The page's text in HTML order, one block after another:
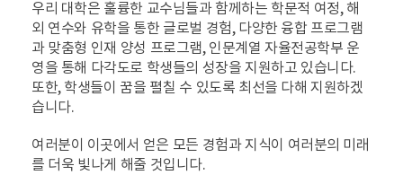
우리 대학은 훌륭한 교수님들과 함께하는 학문적 여정, 해
외 연수와 유학을 통한 글로벌 경험, 다양한 융합 프로그램
과 맞춤형 인재 양성 프로그램, 인문계열 자율전공학부 운
영을 통해 다각도로 학생들의 성장을 지원하고 있습니다.
또한, 학생들이 꿈을 펼칠 수 있도록 최선을 다해 지원하겠
습니다.
여러분이 이곳에서 얻은 모든 경험과 지식이 여러분의 미래
를 더욱 빛나게 해줄 것입니다.